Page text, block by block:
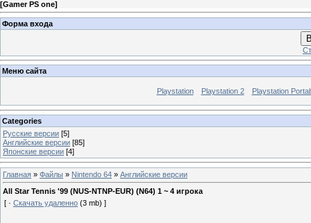
[Gamer PS one]
Форма входа
Меню сайта
Playstation Playstation 2 Playstation
Categories
Русские версии [5]
Английские версии [85]
Японские версии [4]
Главная » Файлы » Nintendo 64 » Английские версии
All Star Tennis '99 (NUS-NTNP-EUR) (N64) 1 ~ 4 игрока
[ · Скачать удаленно (3 mb) ]